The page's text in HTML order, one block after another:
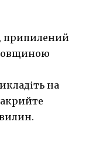
припилений
на